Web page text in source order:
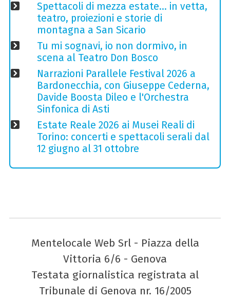
Spettacoli di mezza estate… in vetta,
teatro, proiezioni e storie di
montagna a San Sicario
Tu mi sognavi, io non dormivo, in
scena al Teatro Don Bosco
Narrazioni Parallele Festival 2026 a
Bardonecchia, con Giuseppe Cederna,
Davide Boosta Dileo e l'Orchestra
Sinfonica di Asti
Estate Reale 2026 ai Musei Reali di
Torino: concerti e spettacoli serali dal
12 giugno al 31 ottobre
Mentelocale Web Srl - Piazza della
Vittoria 6/6 - Genova
Testata giornalistica registrata al
Tribunale di Genova nr. 16/2005